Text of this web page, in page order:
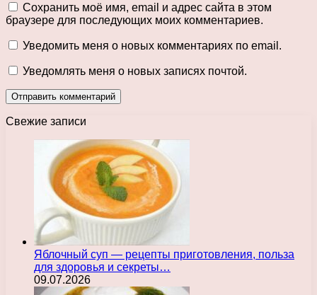
Сохранить моё имя, email и адрес сайта в этом
браузере для последующих моих комментариев.
Уведомить меня о новых комментариях по email.
Уведомлять меня о новых записях почтой.
Свежие записи
Яблочный суп — рецепты приготовления, польза
для здоровья и секреты…
09.07.2026